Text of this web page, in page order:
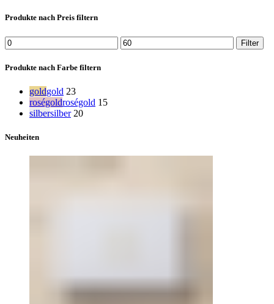
Produkte nach Preis filtern
Min.
Preis
Max.
Preis
Filter
Produkte nach Farbe filtern
goldgold 23
roségoldroségold 15
silbersilber 20
Neuheiten